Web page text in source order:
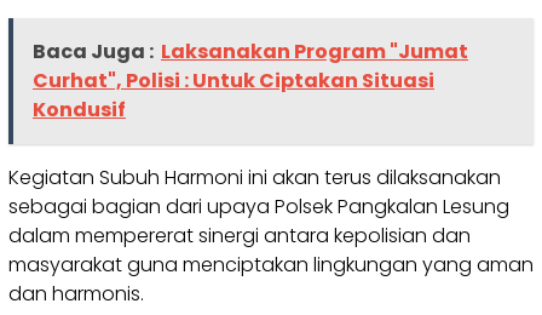
Baca Juga : Laksanakan Program "Jumat
Curhat", Polisi : Untuk Ciptakan Situasi
Kondusif
Kegiatan Subuh Harmoni ini akan terus dilaksanakan
sebagai bagian dari upaya Polsek Pangkalan Lesung
dalam mempererat sinergi antara kepolisian dan
masyarakat guna menciptakan lingkungan yang aman
dan harmonis.